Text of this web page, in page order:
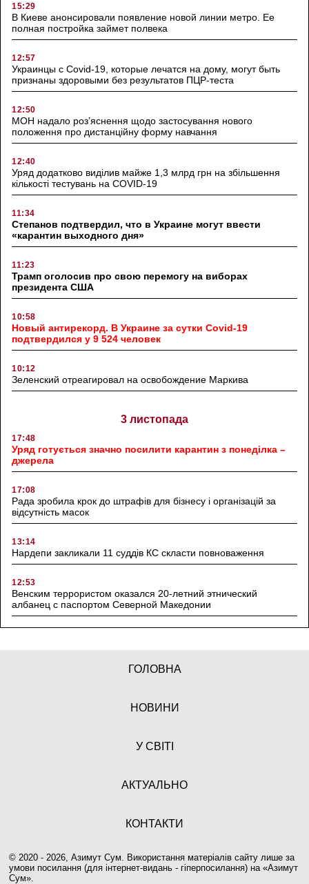
15:29
В Киеве анонсировали появление новой линии метро. Ее
полная постройка займет полвека
12:57
Украинцы с Covid-19, которые лечатся на дому, могут быть
признаны здоровыми без результатов ПЦР-теста
12:50
МОН надало роз’яснення щодо застосування нового
положення про дистанційну форму навчання
12:40
Уряд додатково виділив майже 1,3 млрд грн на збільшення
кількості тестувань на COVID-19
11:34
Степанов подтвердил, что в Украине могут ввести
«карантин выходного дня»
11:23
Трамп оголосив про свою перемогу на виборах
президента США
10:58
Новый антирекорд. В Украине за сутки Covid-19
подтвердился у 9 524 человек
10:12
Зеленский отреагировал на освобождение Маркива
3 листопада
17:48
Уряд готується значно посилити карантин з понеділка –
джерела
17:08
Рада зробила крок до штрафів для бізнесу і організацій за
відсутність масок
13:14
Нардепи закликали 11 суддів КС скласти повноваження
12:53
Венским террористом оказался 20-летний этнический
албанец с паспортом Северной Македонии
ГОЛОВНА
НОВИНИ
У СВІТІ
АКТУАЛЬНО
КОНТАКТИ
© 2020 - 2026, Азимут Сум. Використання матеріалів сайту лише за
умови посилання (для інтернет-видань - гіперпосилання) на «Азимут
Сум».